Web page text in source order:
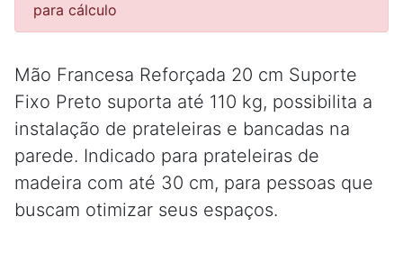
para cálculo
Mão Francesa Reforçada 20 cm Suporte
Fixo Preto suporta até 110 kg, possibilita a
instalação de prateleiras e bancadas na
parede. Indicado para prateleiras de
madeira com até 30 cm, para pessoas que
buscam otimizar seus espaços.